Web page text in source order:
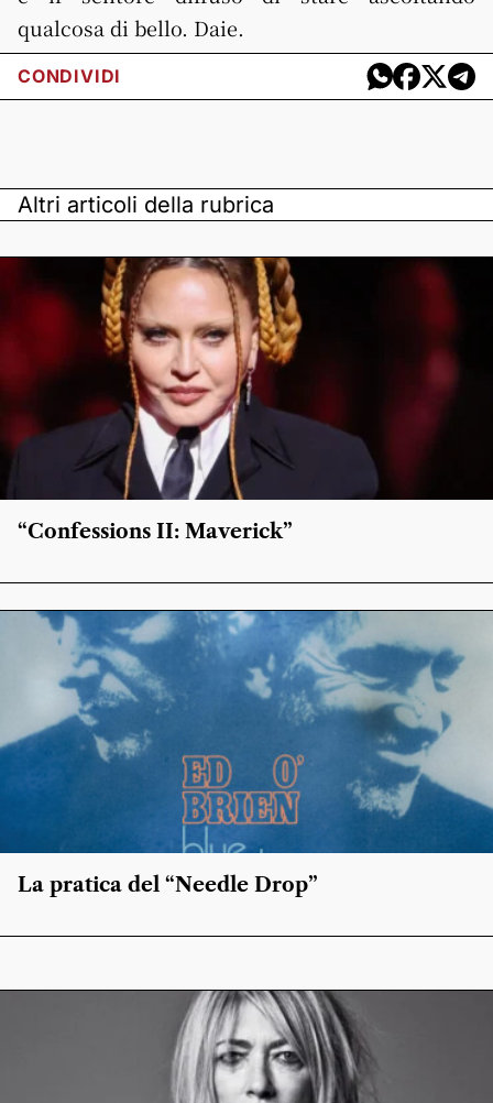
qualcosa di bello. Daie.
CONDIVIDI
Altri articoli della rubrica
“Confessions II: Maverick”
La pratica del “Needle Drop”